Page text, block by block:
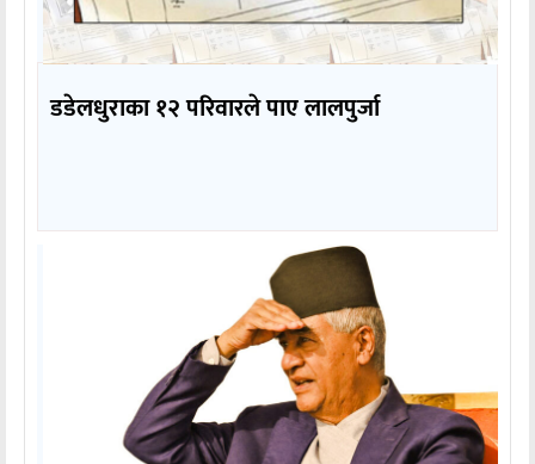
डडेलधुराका १२ परिवारले पाए लालपुर्जा